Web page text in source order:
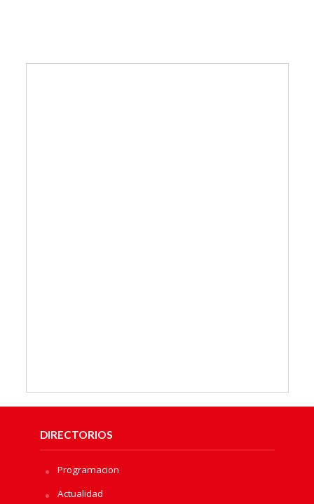
DIRECTORIOS
Programacion
Actualidad